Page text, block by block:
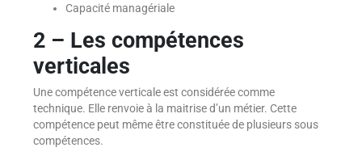
Capacité managériale
2 – Les compétences
verticales
Une compétence verticale est considérée comme
technique. Elle renvoie à la maitrise d’un métier. Cette
compétence peut même être constituée de plusieurs sous
compétences.